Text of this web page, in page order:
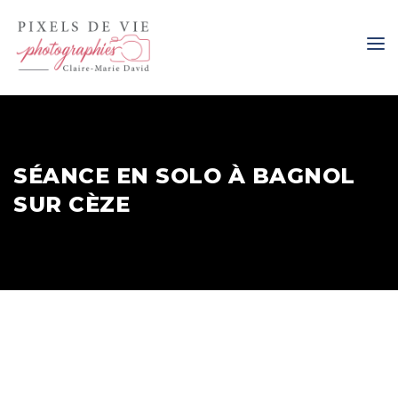
SÉANCE EN SOLO À BAGNOL
SUR CÈZE